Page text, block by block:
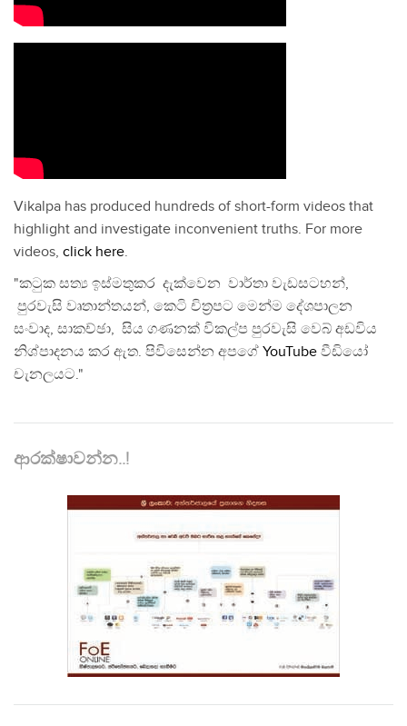
Vikalpa has produced hundreds of short-form videos that
highlight and investigate inconvenient truths. For more
videos, click here.
"කටුක සත්‍ය ඉස්මතුකර දැක්වෙන වාර්තා වැඩසටහන්,
පුරවැසි වෘතාන්තයන්, කෙටි චිත්‍රපට මෙන්ම දේශපාලන
සංවාද, සාකච්ඡා, සිය ගණනක් විකල්ප පුරවැසි වෙබ් අඩවිය
නිශ්පාදනය කර ඇත. පිවිසෙන්න අපගේ YouTube වීඩියෝ
චැනලයට."
ආරක්ෂාවන්න..!